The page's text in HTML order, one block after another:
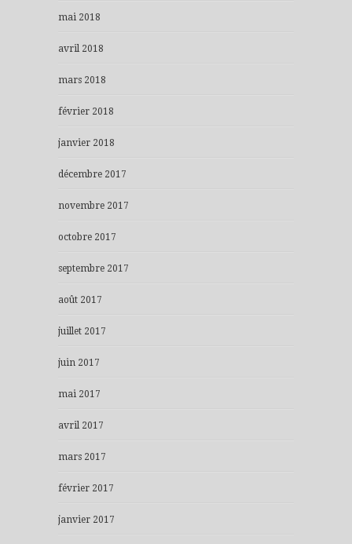
mai 2018
avril 2018
mars 2018
février 2018
janvier 2018
décembre 2017
novembre 2017
octobre 2017
septembre 2017
août 2017
juillet 2017
juin 2017
mai 2017
avril 2017
mars 2017
février 2017
janvier 2017